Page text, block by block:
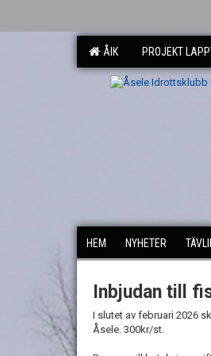
ÅIK PROJEKT
HEM NYHETER
Inbjudan till
I slutet av februari 2026
Åsele. 300kr/st.